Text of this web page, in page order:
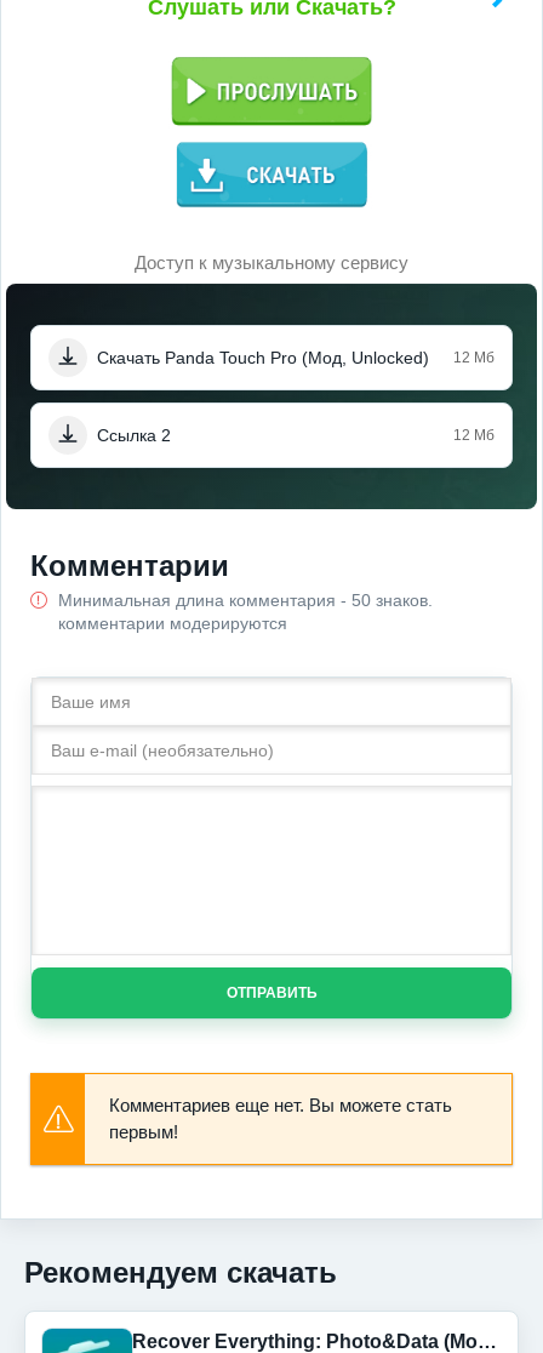
Слушать или Скачать?
Доступ к музыкальному сервису
Скачать Panda Touch Pro (Мод, Unlocked) 12 Мб
Ссылка 2 12 Мб
Комментарии
Минимальная длина комментария - 50 знаков.
комментарии модерируются
ОТПРАВИТЬ
Комментариев еще нет. Вы можете стать
первым!
Рекомендуем скачать
Recover Everything: Photo&Data (Мод, Unlocked)